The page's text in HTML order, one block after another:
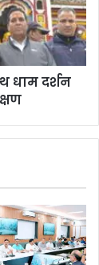
धाम दर्शन